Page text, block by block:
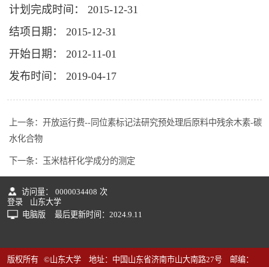
计划完成时间： 2015-12-31
结项日期： 2015-12-31
开始日期： 2012-11-01
发布时间： 2019-04-17
上一条： 开放运行费--同位素标记法研究预处理后原料中残余木素-碳
水化合物
下一条： 玉米桔杆化学成分的测定
访问量： 0000034408 次
登录
山东大学
电脑版
最后更新时间： 2024. 9 11
版权所有 ©山东大学 地址：中国山东省济南市山大南路27号 邮编：